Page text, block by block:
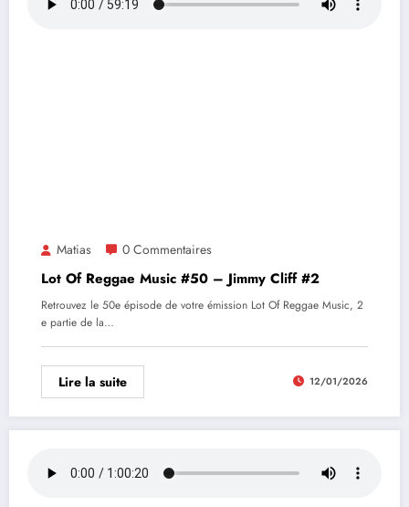
Matias 0 Commentaires
Lot Of Reggae Music #50 – Jimmy Cliff #2
Retrouvez le 50e épisode de votre émission Lot Of Reggae Music, 2
e partie de la…
Lire la suite 12/01/2026